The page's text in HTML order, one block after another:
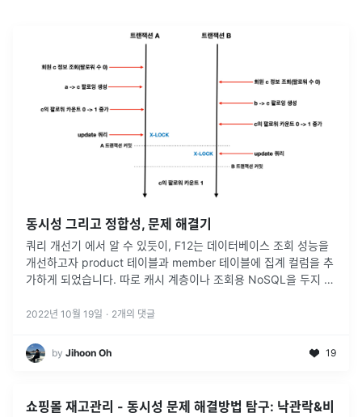
동시성 그리고 정합성, 문제 해결기
쿼리 개선기 에서 알 수 있듯이, F12는 데이터베이스 조회 성능을
개선하고자 product 테이블과 member 테이블에 집계 컬럼을 추
가하게 되었습니다. 따로 캐시 계층이나 조회용 NoSQL을 두지 않
를...
2022년 10월 19일 · 2개의 댓글
by Jihoon Oh 19
쇼핑몰 재고관리 - 동시성 문제 해결방법 탐구: 낙관락&비